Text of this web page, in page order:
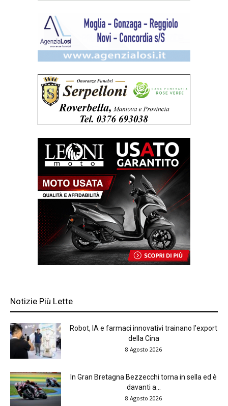
Notizie Più Lette
Robot, IA e farmaci innovativi trainano l’export
della Cina
8 Agosto 2026
In Gran Bretagna Bezzecchi torna in sella ed è
davanti a...
8 Agosto 2026